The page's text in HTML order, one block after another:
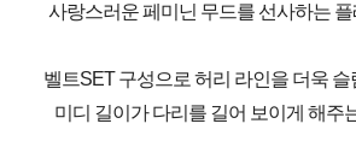
사랑스러운 페미닌 무드를 선사하는
벨트SET 구성으로 허리 라인을 더욱
미디 길이가 다리를 길어 보이게 해주